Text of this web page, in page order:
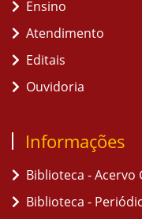
Ensino
Atendimento
Editais
Ouvidoria
Informações
Biblioteca - Acervo
Biblioteca -